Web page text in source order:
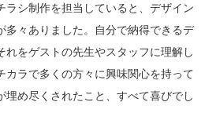
ラシ制作を担当していると、デザイン
多々ありました。自分で納得できるデ
れをゲストの先生やスタッフに理解し
カラで多くの方々に興味関心を持って
埋め尽くされたこと、すべて喜びでし